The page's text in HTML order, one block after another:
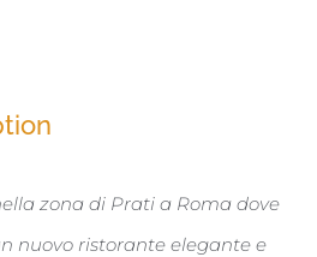
zona di Prati a Roma dove
nuovo ristorante elegante e